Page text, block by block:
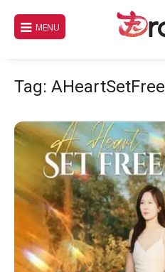
para
MENU
Tag: AHeartSetFree